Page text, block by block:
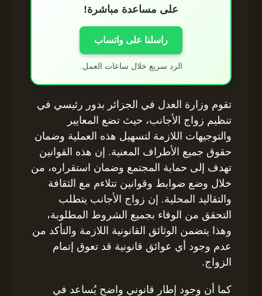
على مساعدة مباشرة!
راسلنا على واتساب
الرد سريع خلال ساعات العمل.
تقوم وزارة العدل في الجزائر بدور رئيسي في
تنظيم زواج الأجانب، حيث تضع المعايير
والتوجيهات اللازمة لتسهيل هذه العملية وضمان
حقوق جميع الأطراف المعنية. إن هذه القوانين
تهدف إلى حماية المجتمع وضمان استقراره، من
خلال وضع ضوابط وقوانين تتلاءم مع الثقافة
والتقاليد المحلية. إن زواج الأجانب يتطلب
التحقق من الوفاء بجميع الشروط المطلوبة،
وهذا يتضمن الوثائق القانونية اللازمة والتأكد من
عدم وجود أي عوائق قانونية قد تعوق إتمام
الزواج.
كما أن وجود إطار قانوني واضح يُساعد في